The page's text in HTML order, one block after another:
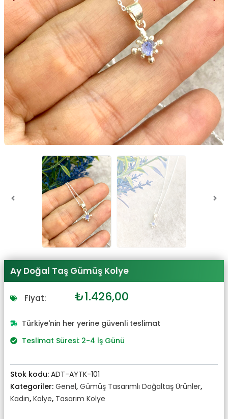
Ay Doğal Taş Gümüş Kolye
Fiyat: Orijinal
₺1.568,00.
₺1.426,00
fiyat:
Türkiye'nin her yerine güvenli teslimat
Teslimat Süresi: 2-4 İş Günü
Stok kodu: ADT-AYTK-101
Kategoriler: Genel, Gümüş Tasarımlı Doğaltaş Ürünler,
Kadın, Kolye, Tasarım Kolye